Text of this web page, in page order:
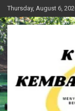
Skip
to
content
Thursday, August 6,